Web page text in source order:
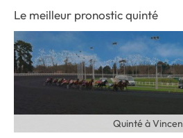
Le meilleur pronostic quinté
Quinté à